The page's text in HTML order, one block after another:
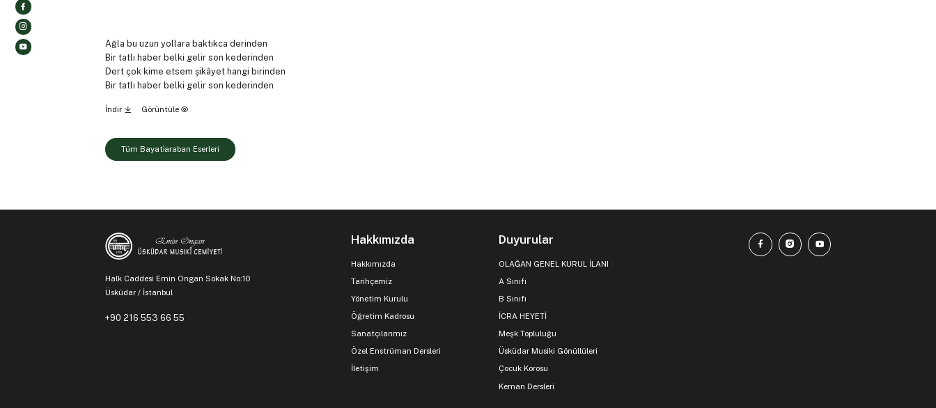
Ağla bu uzun yollara baktıkca derinden
Bir tatlı haber belki gelir son kederinden
Dert çok kime etsem şikâyet hangi birinden
Bir tatlı haber belki gelir son kederinden
İndir Görüntüle
Tüm Bayati̇araban Eserleri
Halk Caddesi Emin Ongan Sokak No:10
Üsküdar / İstanbul
+90 216 553 66 55
Hakkımızda
Hakkımızda
Tarihçemiz
Yönetim Kurulu
Öğretim Kadrosu
Sanatçılarımız
Özel Enstrüman Dersleri
İletişim
Duyurular
OLAĞAN GENEL KURUL İLANI
A Sınıfı
B Sınıfı
İCRA HEYETİ
Meşk Topluluğu
Üsküdar Musiki Gönüllüleri
Çocuk Korosu
Keman Dersleri